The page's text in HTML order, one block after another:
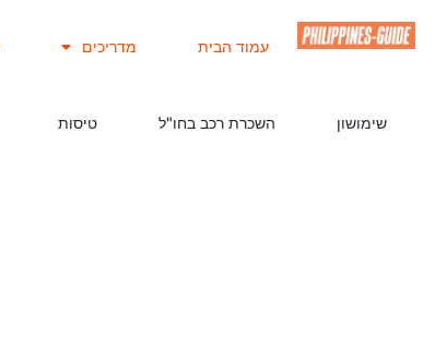
עמוד הבית מדריכים
שימושון השכרת רכב בחו"ל טיסות